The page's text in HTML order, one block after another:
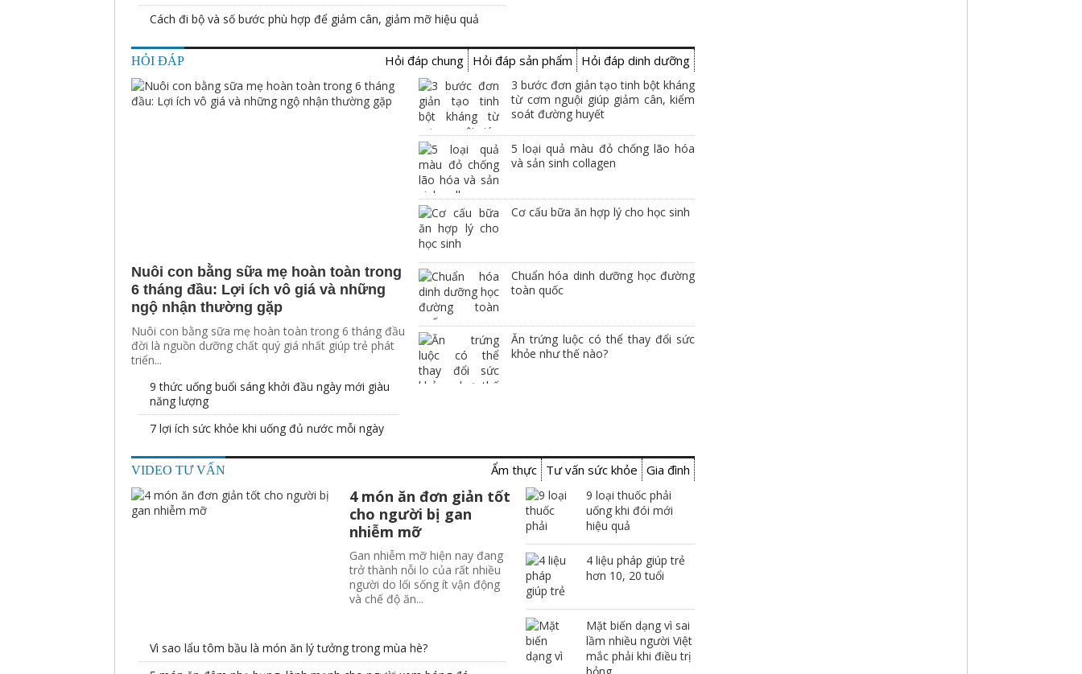
Cách đi bộ và số bước phù hợp để giảm cân, giảm mỡ hiệu quả
HỎI ĐÁP Hỏi đáp dinh dưỡng
Hỏi đáp sản phẩm
Hỏi đáp chung
Nuôi con bằng sữa mẹ hoàn toàn trong
6 tháng đầu: Lợi ích vô giá và những
ngộ nhận thường gặp
Nuôi con bằng sữa mẹ hoàn toàn trong 6 tháng đầu
đời là nguồn dưỡng chất quý giá nhất giúp trẻ phát
triển...
9 thức uống buổi sáng khởi đầu ngày mới giàu
năng lượng
7 lợi ích sức khỏe khi uống đủ nước mỗi ngày
3 bước đơn giản tạo tinh bột kháng
từ cơm nguội giúp giảm cân, kiểm
soát đường huyết
5 loại quả màu đỏ chống lão hóa
và sản sinh collagen
Cơ cấu bữa ăn hợp lý cho học sinh
Chuẩn hóa dinh dưỡng học đường
toàn quốc
Ăn trứng luộc có thể thay đổi sức
khỏe như thế nào?
VIDEO TƯ VẤN Gia đình
Tư vấn sức khỏe
Ẩm thực
4 món ăn đơn giản tốt
cho người bị gan
nhiễm mỡ
Gan nhiễm mỡ hiện nay đang
trở thành nỗi lo của rất nhiều
người do lối sống ít vận động
và chế độ ăn...
Vì sao lẩu tôm bầu là món ăn lý tưởng trong mùa hè?
9 loại thuốc phải
uống khi đói mới
hiệu quả
4 liệu pháp giúp trẻ
hơn 10, 20 tuổi
Mặt biến dạng vì sai
lầm nhiều người Việt
mắc phải khi điều trị